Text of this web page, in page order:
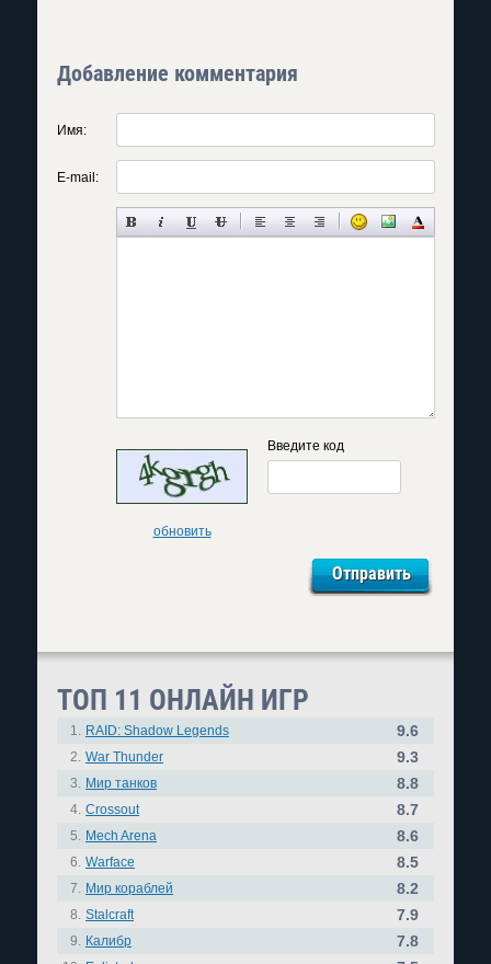
Добавление комментария
Имя:
E-mail:
обновить
Введите код
ТОП 11 ОНЛАЙН ИГР
1. RAID: Shadow Legends 9.6
2. War Thunder 9.3
3. Мир танков 8.8
4. Crossout 8.7
5. Mech Arena 8.6
6. Warface 8.5
7. Мир кораблей 8.2
8. Stalcraft 7.9
9. Калибр 7.8